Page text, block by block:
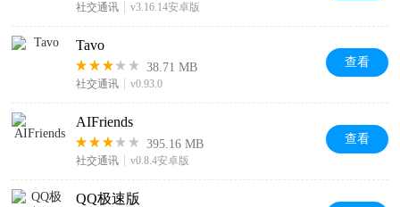
社交通讯 v3.16.14安卓版
Tavo
38.71 MB
社交通讯 v0.93.0
查看
AIFriends
395.16 MB
社交通讯 v0.8.4安卓版
查看
QQ极速版